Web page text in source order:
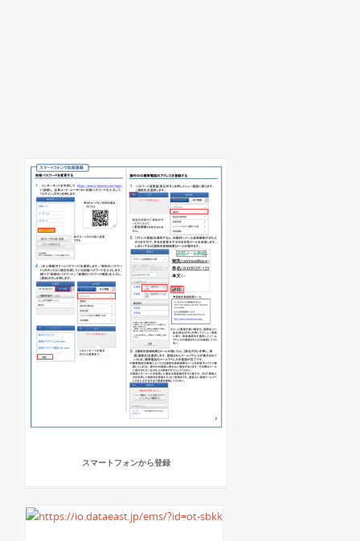
スマートフォンから登録